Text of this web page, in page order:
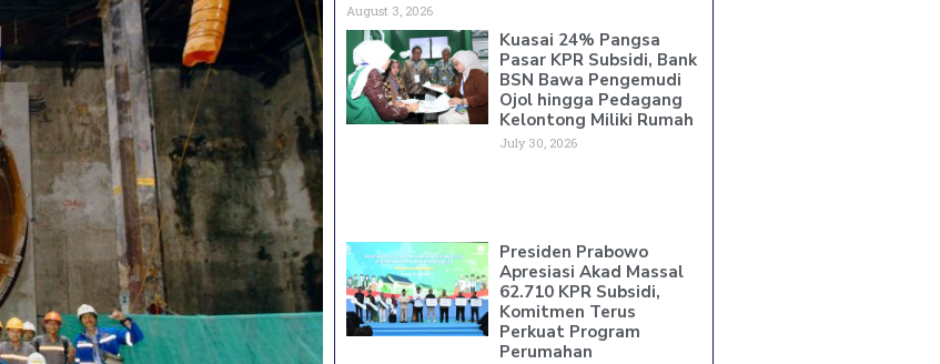
August 3, 2026
Kuasai 24% Pangsa
Pasar KPR Subsidi, Bank
BSN Bawa Pengemudi
Ojol hingga Pedagang
Kelontong Miliki Rumah
July 30, 2026
Presiden Prabowo
Apresiasi Akad Massal
62.710 KPR Subsidi,
Komitmen Terus
Perkuat Program
Perumahan